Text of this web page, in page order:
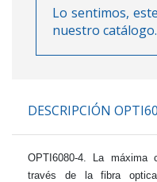
Lo sentimos,
nuestro catálogo.
DESCRIPCIÓN
OPTI6080-4. La máxima
través de la fibra